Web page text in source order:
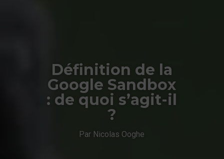
Définition de la
Google Sandbox
: de quoi s’agit-il
?
Par Nicolas Ooghe